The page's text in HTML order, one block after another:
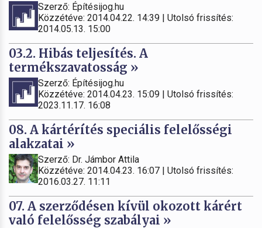
Szerző: Építésijog.hu
Közzétéve: 2014.04.22. 14:39 | Utolsó frissítés:
2014.05.13. 15:00
03.2. Hibás teljesítés. A
termékszavatosság »
Szerző: Építésijog.hu
Közzétéve: 2014.04.23. 15:09 | Utolsó frissítés:
2023.11.17. 16:08
08. A kártérítés speciális felelősségi
alakzatai »
Szerző: Dr. Jámbor Attila
Közzétéve: 2014.04.23. 16:07 | Utolsó frissítés:
2016.03.27. 11:11
07. A szerződésen kívül okozott kárért
való felelősség szabályai »